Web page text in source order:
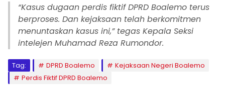
“Kasus dugaan perdis fiktif DPRD Boalemo terus
berproses. Dan kejaksaan telah berkomitmen
menuntaskan kasus ini,” tegas Kepala Seksi
intelejen Muhamad Reza Rumondor.
Tag: DPRD Boalemo
Kejaksaan Negeri Boalemo
Perdis Fiktif DPRD Boalemo